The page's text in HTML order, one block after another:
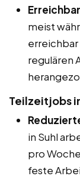
meist
erreichbar
regulären
Teilzeitjobs
in Suhl
pro
feste